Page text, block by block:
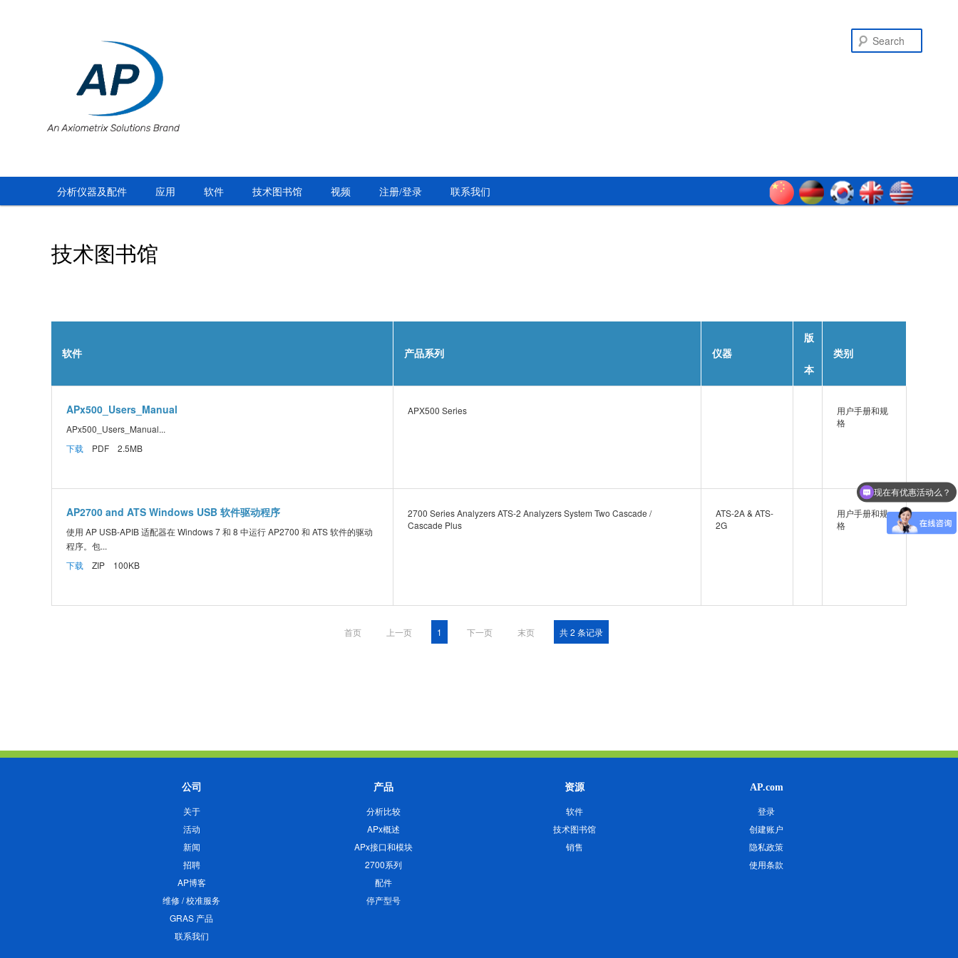
Search
分析仪器及配件 应用 软件 技术图书馆 视频 注册/登录 联系我们
技术图书馆
软件 产品系列 仪器
版
本
类别
APx500_Users_Manual
APx500_Users_Manual...
下载 PDF 2.5MB
APX500 Series
用户手册和规
格
AP2700 and ATS Windows USB 软件驱动程序
使用 AP USB-APIB 适配器在 Windows 7 和 8 中运行 AP2700 和 ATS 软件的驱动
程序。包...
下载 ZIP 100KB
2700 Series Analyzers ATS-2 Analyzers System Two Cascade /
Cascade Plus
ATS-2A & ATS-
2G
用户手册和规
格
首页 上一页 1 下一页 末页 共 2 条记录
公司
关于
活动
新闻
招聘
AP博客
维修 / 校准服务
GRAS 产品
联系我们
产品
分析比较
APx概述
APx接口和模块
2700系列
配件
停产型号
资源
软件
技术图书馆
销售
AP.com
登录
创建账户
隐私政策
使用条款
现在有优惠活动么？